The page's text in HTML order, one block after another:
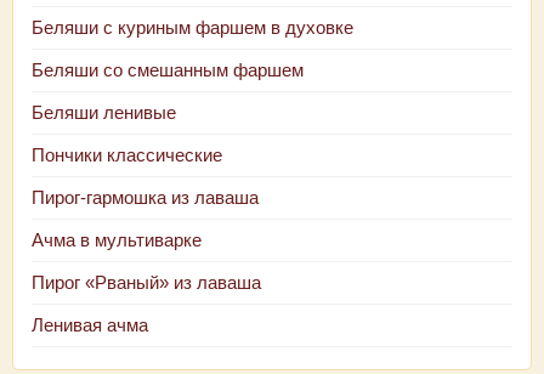
Беляши с куриным фаршем в духовке
Беляши со смешанным фаршем
Беляши ленивые
Пончики классические
Пирог-гармошка из лаваша
Ачма в мультиварке
Пирог «Рваный» из лаваша
Ленивая ачма